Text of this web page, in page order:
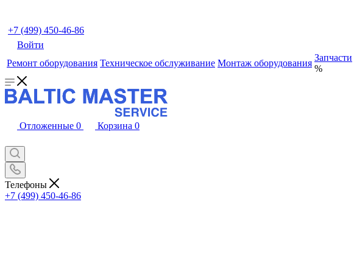
+7 (499) 450-46-86
Войти
Ремонт оборудования Техническое обслуживание Монтаж оборудования
Запчасти
%
Отложенные 0 Корзина 0
Телефоны
+7 (499) 450-46-86